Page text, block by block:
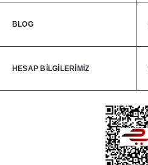
BLOG
HESAP BİLGİLERİMİZ